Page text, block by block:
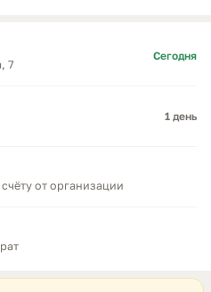
7
Сегодня
1 день
от организации